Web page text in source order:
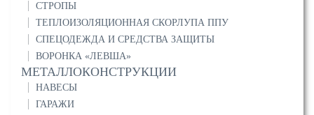
СТРОПЫ
ТЕПЛОИЗОЛЯЦИОННАЯ СКОРЛУПА ППУ
СПЕЦОДЕЖДА И СРЕДСТВА ЗАЩИТЫ
ВОРОНКА «ЛЕВША»
МЕТАЛЛОКОНСТРУКЦИИ
НАВЕСЫ
ГАРАЖИ